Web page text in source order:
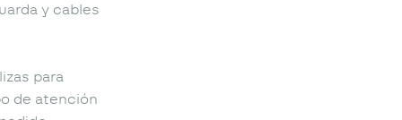
y cables
para
de atención